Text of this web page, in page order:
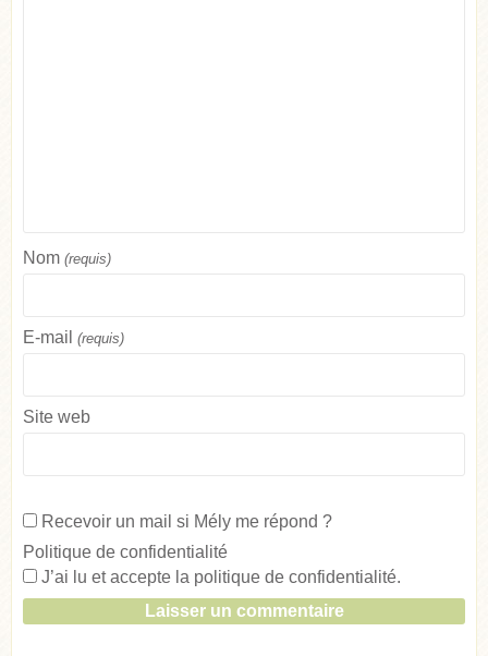
Nom (requis)
E-mail (requis)
Site web
Recevoir un mail si Mély me répond ?
Politique de confidentialité
J’ai lu et accepte la politique de confidentialité.